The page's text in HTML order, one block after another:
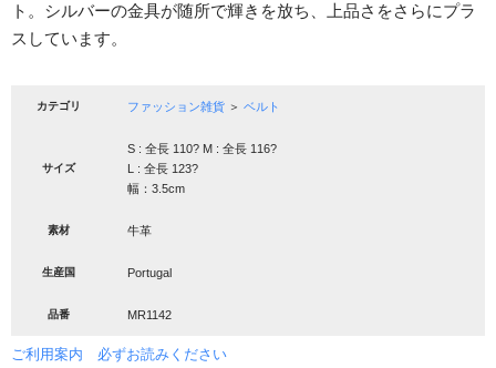
ト。シルバーの金具が随所で輝きを放ち、上品さをさらにプラ
スしています。
カテゴリ ファッション雑貨 ＞ ベルト
サイズ
S : 全長 110? M : 全長 116?
L : 全長 123?
幅：3.5cm
素材 牛革
生産国 Portugal
品番 MR1142
ご利用案内 必ずお読みください